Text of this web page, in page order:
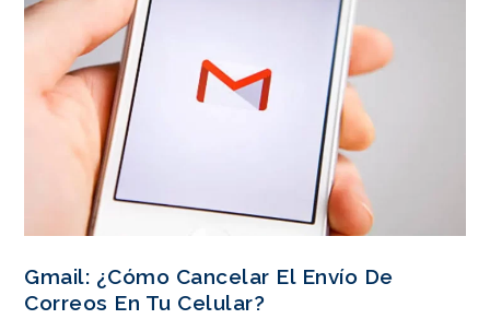
Gmail: ¿Cómo Cancelar El Envío De
Correos En Tu Celular?